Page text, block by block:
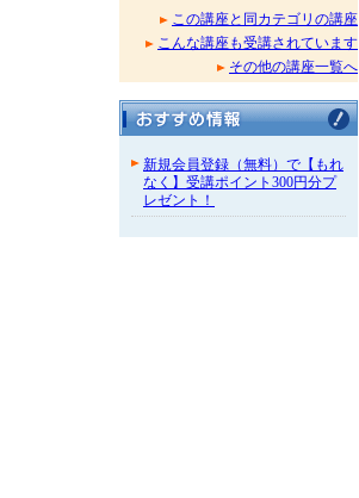
この講座と同カテゴリの講座
こんな講座も受講されています
その他の講座一覧へ
新規会員登録（無料）で【もれ
なく】受講ポイント300円分プ
レゼント！